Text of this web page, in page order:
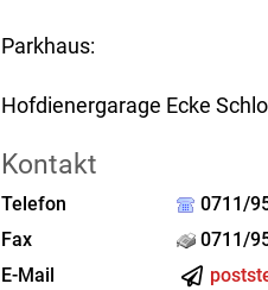
Parkhaus:
Hofdienergarage Ecke
Kontakt
Telefon
0711/
Fax
0711/
E-Mail